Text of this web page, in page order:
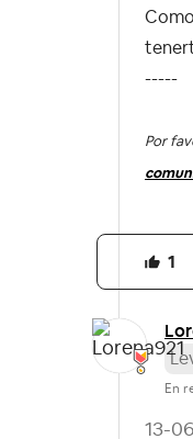
-----
Por
1
En
‎13-